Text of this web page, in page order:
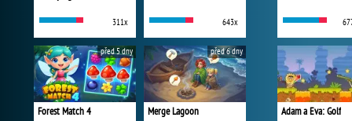
311x 643x
Forest Match 4
před 5 dny
Merge Lagoon
před 6 dny
Adam a Eva: Golf